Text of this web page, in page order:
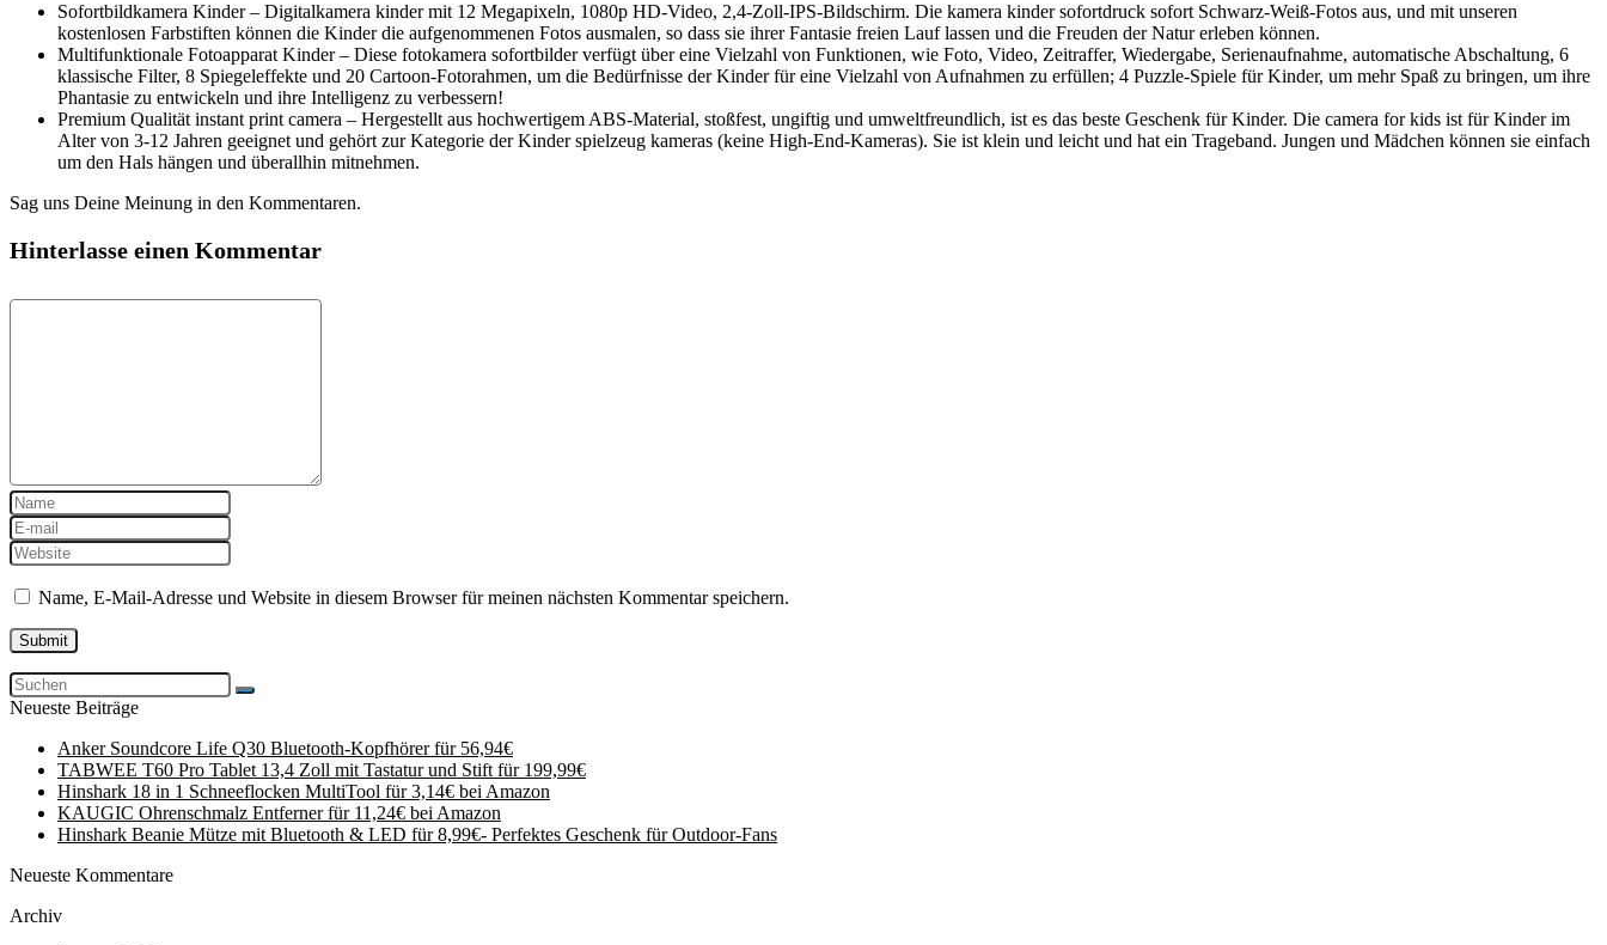
Sofortbildkamera Kinder – Digitalkamera kinder mit 12 Megapixeln, 1080p HD-Video, 2,4-Zoll-IPS-Bildschirm. Die kamera kinder sofortdruck sofort Schwarz-Weiß-Fotos aus, und mit unseren
kostenlosen Farbstiften können die Kinder die aufgenommenen Fotos ausmalen, so dass sie ihrer Fantasie freien Lauf lassen und die Freuden der Natur erleben können.
Multifunktionale Fotoapparat Kinder – Diese fotokamera sofortbilder verfügt über eine Vielzahl von Funktionen, wie Foto, Video, Zeitraffer, Wiedergabe, Serienaufnahme, automatische Abschaltung, 6
klassische Filter, 8 Spiegeleffekte und 20 Cartoon-Fotorahmen, um die Bedürfnisse der Kinder für eine Vielzahl von Aufnahmen zu erfüllen; 4 Puzzle-Spiele für Kinder, um mehr Spaß zu bringen, um ihre
Phantasie zu entwickeln und ihre Intelligenz zu verbessern!
Premium Qualität instant print camera – Hergestellt aus hochwertigem ABS-Material, stoßfest, ungiftig und umweltfreundlich, ist es das beste Geschenk für Kinder. Die camera for kids ist für Kinder im
Alter von 3-12 Jahren geeignet und gehört zur Kategorie der Kinder spielzeug kameras (keine High-End-Kameras). Sie ist klein und leicht und hat ein Trageband. Jungen und Mädchen können sie einfach
um den Hals hängen und überallhin mitnehmen.
Sag uns Deine Meinung in den Kommentaren.
Hinterlasse einen Kommentar
Name, E-Mail-Adresse und Website in diesem Browser für meinen nächsten Kommentar speichern.
Neueste Beiträge
Anker Soundcore Life Q30 Bluetooth-Kopfhörer für 56,94€
TABWEE T60 Pro Tablet 13,4 Zoll mit Tastatur und Stift für 199,99€
Hinshark 18 in 1 Schneeflocken MultiTool für 3,14€ bei Amazon
KAUGIC Ohrenschmalz Entferner für 11,24€ bei Amazon
Hinshark Beanie Mütze mit Bluetooth & LED für 8,99€- Perfektes Geschenk für Outdoor-Fans
Neueste Kommentare
Archiv